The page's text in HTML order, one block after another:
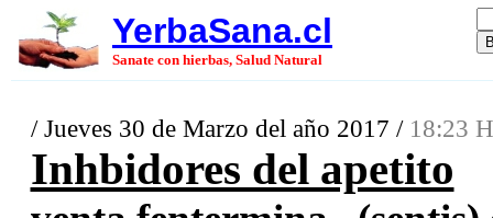
YerbaSana.cl
Sanate con hierbas, Salud Natural
/ Jueves 30 de Marzo del año 2017 / 18:23
Inhbidores del apetito